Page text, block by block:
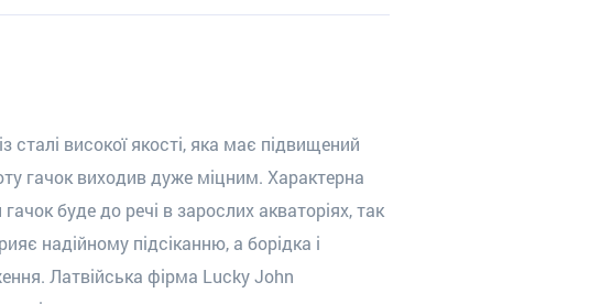
сталі високої якості, яка має підвищений
гачок виходив дуже міцним. Характерна
буде до речі в зарослих акваторіях, так
надійному підсіканню, а борідка і
Латвійська фірма Lucky John